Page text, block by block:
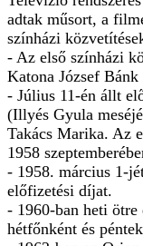
adtak műsort, a
színházi
- Az első színházi
Katona József
- Július 11-én állt
(Illyés Gyula
Takács Marika. Az
1958
- 1958. március 1-
előfizetési díjat.
- 1960-ban heti ötre
hétfőnként és